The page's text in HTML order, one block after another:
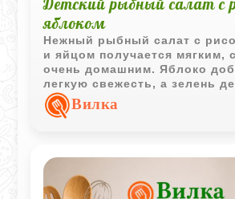
Детский рыбный салат с
яблоком
Нежный рыбный салат с
и яйцом получается мягким,
очень домашним. Яблоко
легкую свежесть, а зелень
более ярким и приятным.
Вилка